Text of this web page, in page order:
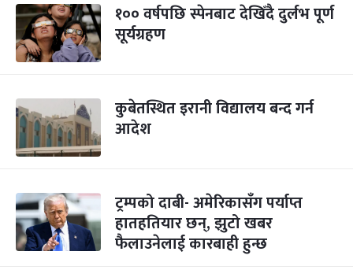
१०० वर्षपछि स्पेनबाट देखिँदै दुर्लभ पूर्ण
सूर्यग्रहण
कुबेतस्थित इरानी विद्यालय बन्द गर्न
आदेश
ट्रम्पको दाबी- अमेरिकासँग पर्याप्त
हातहतियार छन्, झुटो खबर
फैलाउनेलाई कारबाही हुन्छ